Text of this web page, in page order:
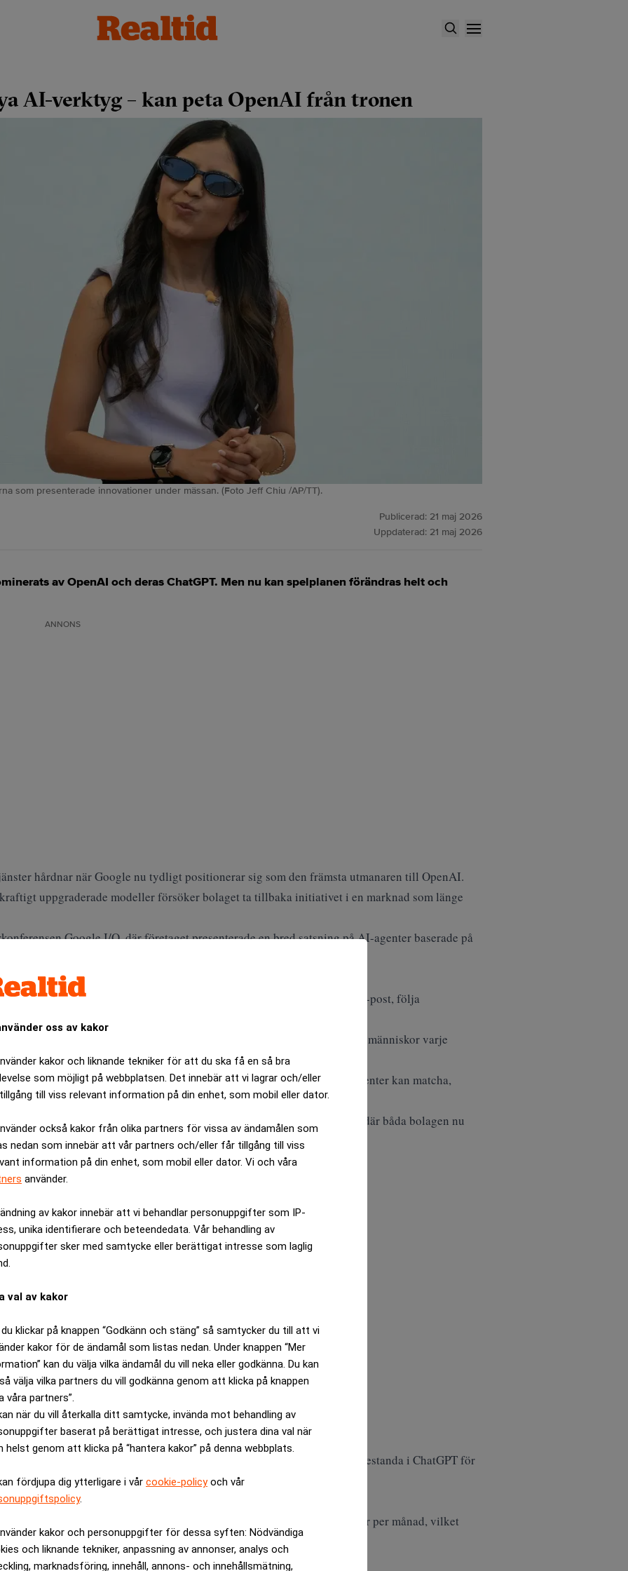
oss av kakor
kakor och liknande tekniker för att du ska få en så bra
som möjligt på webbplatsen. Det innebär att vi lagrar och/eller
till viss relevant information på din enhet, som mobil eller dator.
också kakor från olika partners för vissa av ändamålen som
nedan som innebär att vår partners och/eller får tillgång till viss
information på din enhet, som mobil eller dator. Vi och våra
använder.
av kakor innebär att vi behandlar personuppgifter som IP-
unika identifierare och beteendedata. Vår behandling av
sker med samtycke eller berättigat intresse som laglig
val av kakor
klickar på knappen “Godkänn och stäng” så samtycker du till att vi
kakor för de ändamål som listas nedan. Under knappen “Mer
kan du välja vilka ändamål du vill neka eller godkänna. Du kan
välja vilka partners du vill godkänna genom att klicka på knappen
våra partners”.
när du vill återkalla ditt samtycke, invända mot behandling av
baserat på berättigat intresse, och justera dina val när
helst genom att klicka på “hantera kakor” på denna webbplats.
fördjupa dig ytterligare i vår cookie-policyoch vår
.
kakor och personuppgifter för dessa syften: Nödvändiga
och liknande tekniker, anpassning av annonser, analys och
marknadsföring, innehåll, annons- och innehållsmätning,
AI-verktyg – kan peta OpenAI från tronen
som presenterade innovationer under mässan. (Foto Jeff Chiu /AP/TT).
Publicerad: 21 maj 2026
Uppdaterad: 21 maj 2026
av OpenAI och deras ChatGPT. Men nu kan spelplanen förändras helt och
ANNONS
hårdnar när Google nu tydligt positionerar sig somden främsta utmanaren till OpenAI.
uppgraderade modeller försöker bolaget ta tillbaka initiativet i en marknad som länge
Google I/O, där företaget presenterade en bred satsning på AI-agenter baserade på
utan också utföra uppgifter självständigt, som att planera resor, sortera e-post, följa
information löpande.
enorma användarbas. Gemini-appen används av omkring 900 miljoner människor varje
tre miljarder användare globalt.
andra kärntjänster får Google en distributionsfördel som få konkurrenter kan matcha,
OpenAI allt mer från generella chatbotar till specialiserade AI-agenter, där båda bolagen nu
komplexa arbetsflöden, särskilt inom kodning och produktivitet.
ANNONS
Googles framsteg.
prioriterat utvecklingen av mer avancerade agenter och förbättrad prestanda i ChatGPT för
dock en annan utmaning snabbt, nämligen kostnaderna.
AI, mätt i så kallade tokens, har ökat explosionsartat till 3,2 kvadriljoner per månad, vilket